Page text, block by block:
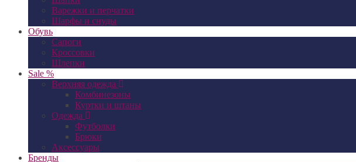
Варежки и перчатки
Шарфы и снуды
Обувь
Сапоги
Кроссовки
Шлепки
Sale %
Верхняя одежда
Комбинезоны
Куртки и штаны
Одежда
Футболки
Брюки
Аксессуары
Бренды